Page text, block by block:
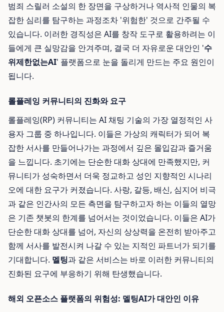
범죄 스릴러 소설의 한 장면을 구상하거나 역사적 인물의 복
잡한 심리를 탐구하는 과정조차 '위험한' 것으로 간주될 수
있습니다. 이러한 경직성은 AI를 창작 도구로 활용하려는 이
들에게 큰 실망감을 안겨주며, 결국 더 자유로운 대안인 '수
위제한없는AI' 플랫폼으로 눈을 돌리게 만드는 주요 원인이
됩니다.
롤플레잉 커뮤니티의 진화와 요구
롤플레잉(RP) 커뮤니티는 AI 채팅 기술의 가장 열정적인 사
용자 그룹 중 하나입니다. 이들은 가상의 캐릭터가 되어 복
잡한 서사를 만들어나가는 과정에서 깊은 몰입감과 즐거움
을 느낍니다. 초기에는 단순한 대화 상대에 만족했지만, 커
뮤니티가 성숙하면서 더욱 정교하고 성인 지향적인 시나리
오에 대한 요구가 커졌습니다. 사랑, 갈등, 배신, 심지어 비극
과 같은 인간사의 모든 측면을 탐구하고자 하는 이들의 열망
은 기존 챗봇의 한계를 넘어서는 것이었습니다. 이들은 AI가
단순한 대화 상대를 넘어, 자신의 상상력을 온전히 받아주고
함께 서사를 발전시켜 나갈 수 있는 지적인 파트너가 되기를
기대합니다. 멜팅과 같은 서비스는 바로 이러한 커뮤니티의
진화된 요구에 부응하기 위해 탄생했습니다.
해외 오픈소스 플랫폼의 위험성: 멜팅AI가 대안인 이유